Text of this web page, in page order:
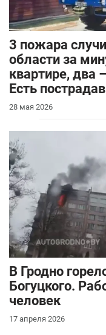
3 пожара
области за
квартире, два
Есть
28 мая 2026
В Гродно
Богуцкого.
человек
17 апреля 2026